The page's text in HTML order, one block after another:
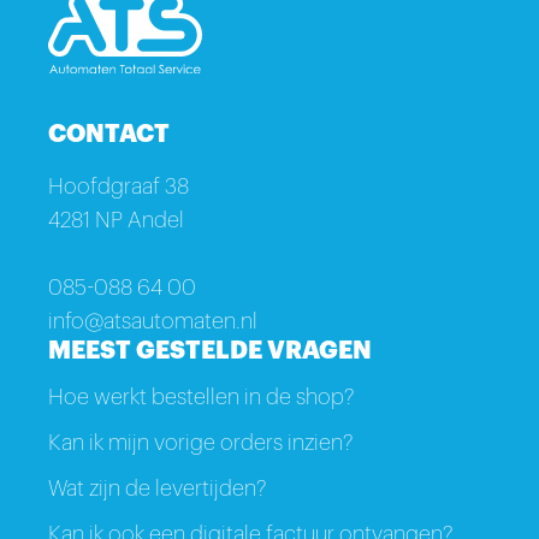
CONTACT
Hoofdgraaf 38
4281 NP Andel
085-088 64 00
info@atsautomaten.nl
MEEST GESTELDE VRAGEN
Hoe werkt bestellen in de shop?
Kan ik mijn vorige orders inzien?
Wat zijn de levertijden?
Kan ik ook een digitale factuur ontvangen?